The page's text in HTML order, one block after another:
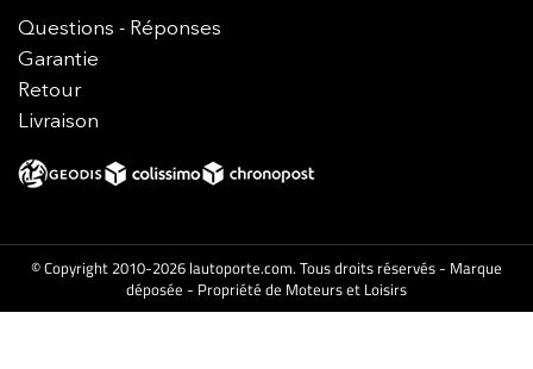
Questions - Réponses
Garantie
Retour
Livraison
© Copyright 2010-2026 lautoporte.com. Tous droits réservés - Marque
déposée - Propriété de Moteurs et Loisirs